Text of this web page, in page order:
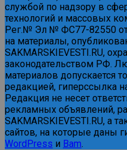
службой по надзору в
технологий и массовых
Рег.№ Эл № ФС77-82550 от
на материалы,
SAKMARSKIEVESTI.RU,
законодательством РФ.
материалов допускается
редакцией, гиперссылка
Редакция не несет
рекламных объявлений,
SAKMARSKIEVESTI.RU, а
сайтов, на которые даны
WordPress и Bam.